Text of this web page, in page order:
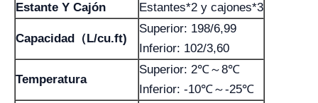
Estante Y Cajón
Estantes*2 y cajones*3
Capacidad（L/cu.ft)
Superior: 198/6,99
Inferior: 102/3,60
Temperatura
Superior: 2℃～8℃
Inferior: -10℃～-25℃